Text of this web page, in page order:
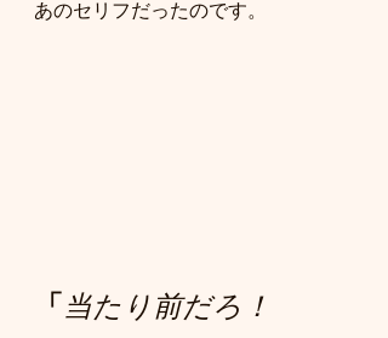
あのセリフだったのです。
「当たり前だろ！